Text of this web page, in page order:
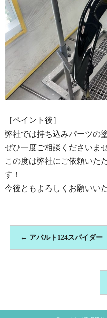
［ペイント後］
弊社では持ち込みパーツの
ぜひ一度ご相談くださいま
この度は弊社にご依頼いた
す！
今後ともよろしくお願いい
← アバルト124スパイダ